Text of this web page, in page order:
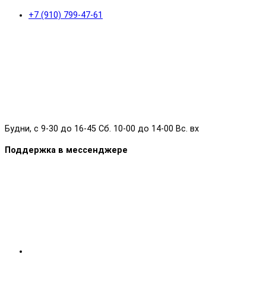
+7 (910) 799-47-61
Будни, с 9-30 до 16-45 Сб. 10-00 до 14-00 Вс. вх
Поддержка в мессенджере